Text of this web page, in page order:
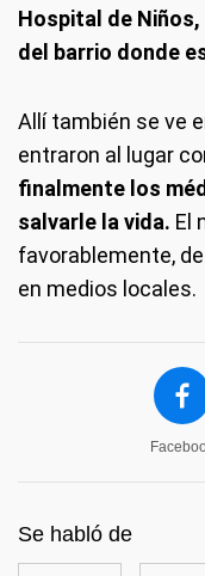
Hospital de
del barrio donde
Allí también se ve
entraron al lugar
finalmente los
salvarle la vida. El
favorablemente,
en medios locales.
Se habló de